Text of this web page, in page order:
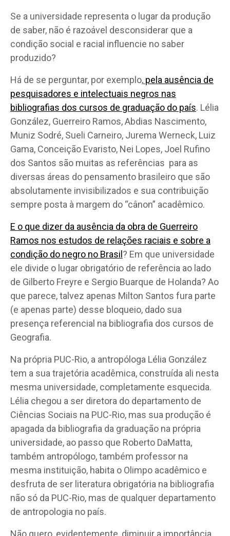
Se a universidade representa o lugar da produção
de saber, não é razoável desconsiderar que a
condição social e racial influencie no saber
produzido?
Há de se perguntar, por exemplo, pela ausência de
pesquisadores e intelectuais negros nas
bibliografias dos cursos de graduação do país. Lélia
González, Guerreiro Ramos, Abdias Nascimento,
Muniz Sodré, Sueli Carneiro, Jurema Werneck, Luiz
Gama, Conceição Evaristo, Nei Lopes, Joel Rufino
dos Santos são muitas as referências para as
diversas áreas do pensamento brasileiro que são
absolutamente invisibilizados e sua contribuição
sempre posta à margem do “cânon” acadêmico.
E o que dizer da ausência da obra de Guerreiro
Ramos nos estudos de relações raciais e sobre a
condição do negro no Brasil ? Em que universidade
ele divide o lugar obrigatório de referência ao lado
de Gilberto Freyre e Sergio Buarque de Holanda? Ao
que parece, talvez apenas Milton Santos fura parte
(e apenas parte) desse bloqueio, dado sua
presença referencial na bibliografia dos cursos de
Geografia.
Na própria PUC-Rio, a antropóloga Lélia González
tem a sua trajetória acadêmica, construída ali nesta
mesma universidade, completamente esquecida.
Lélia chegou a ser diretora do departamento de
Ciências Sociais na PUC-Rio, mas sua produção é
apagada da bibliografia da graduação na própria
universidade, ao passo que Roberto DaMatta,
também antropólogo, também professor na
mesma instituição, habita o Olimpo acadêmico e
desfruta de ser literatura obrigatória na bibliografia
não só da PUC-Rio, mas de qualquer departamento
de antropologia no país.
Não quero, evidentemente, diminuir a importância